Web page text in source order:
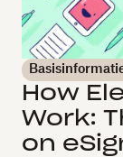
How
Work:
on